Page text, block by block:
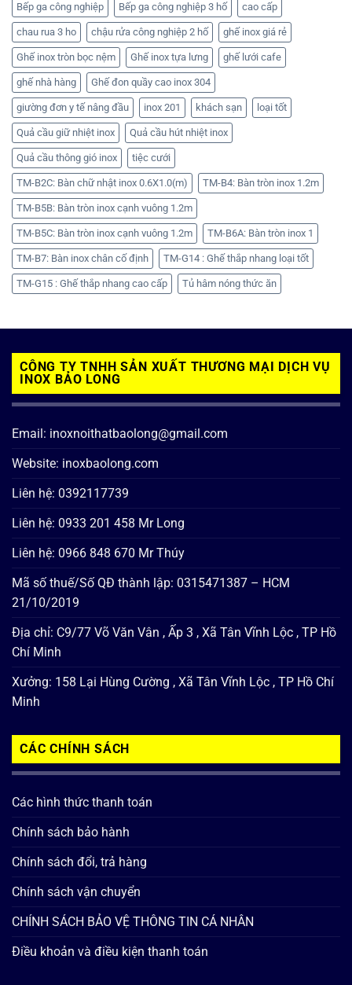
Bếp ga công nghiệp Bếp ga công nghiệp 3 hố cao cấp
chau rua 3 ho chậu rửa công nghiệp 2 hố ghế inox giá rẻ
Ghế inox tròn bọc nệm Ghế inox tựa lưng ghế lưới cafe
ghế nhà hàng Ghế đon quầy cao inox 304
giường đơn y tế nâng đầu inox 201 khách sạn loại tốt
Quả cầu giữ nhiệt inox Quả cầu hút nhiệt inox
Quả cầu thông gió inox tiệc cưới
TM-B2C: Bàn chữ nhật inox 0.6X1.0(m) TM-B4: Bàn tròn inox 1.2m
TM-B5B: Bàn tròn inox cạnh vuông 1.2m
TM-B5C: Bàn tròn inox cạnh vuông 1.2m TM-B6A: Bàn tròn inox 1
TM-B7: Bàn inox chân cố định TM-G14 : Ghế thắp nhang loại tốt
TM-G15 : Ghế thắp nhang cao cấp Tủ hâm nóng thức ăn
CÔNG TY TNHH SẢN XUẤT THƯƠNG MẠI DỊCH VỤ
INOX BẢO LONG
Email: inoxnoithatbaolong@gmail.com
Website: inoxbaolong.com
Liên hệ: 0392117739
Liên hệ: 0933 201 458 Mr Long
Liên hệ: 0966 848 670 Mr Thúy
Mã số thuế/Số QĐ thành lập: 0315471387 – HCM
21/10/2019
Địa chỉ: C9/77 Võ Văn Vân , Ấp 3 , Xã Tân Vĩnh Lộc , TP Hồ
Chí Minh
Xưởng: 158 Lại Hùng Cường , Xã Tân Vĩnh Lộc , TP Hồ Chí
Minh
CÁC CHÍNH SÁCH
Các hình thức thanh toán
Chính sách bảo hành
Chính sách đổi, trả hàng
Chính sách vận chuyển
CHÍNH SÁCH BẢO VỆ THÔNG TIN CÁ NHÂN
Điều khoản và điều kiện thanh toán